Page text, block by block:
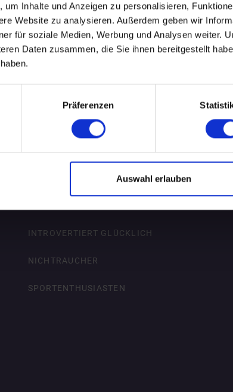
um Inhalte und Anzeigen zu personalisieren,
Website zu analysieren. Außerdem geben wir
für soziale Medien, Werbung und Analysen weiter.
Daten zusammen, die Sie ihnen bereitgestellt
Präferenzen
Auswahl erlauben
WEITERE EVENTS IN
Special-Events
ÜBERSICHT
AKADEMIKER
ALLEINERZIEHENDE SINGLES
INTROVERTIERT GLÜCKLICH
NICHTRAUCHER
SPORTENTHUSIASTEN